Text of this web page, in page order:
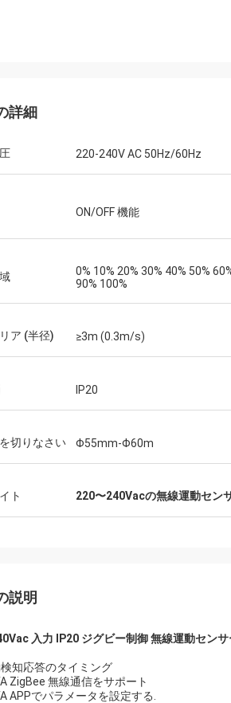
詳細
220-240V AC 50Hz/60Hz
ON/OFF 機能
0% 10% 20% 30% 40% 50%
90% 100%
ア (半径) ≥3m (0.3m/s)
IP20
切りなさい Φ55mm-Φ60m
ト 220〜240Vacの無線運動セン
説明
入力 IP20 ジグビー制御 無線運動センサ
知応答のタイミング
ZigBee 無線通信をサポート
APPでパラメータを設定する.